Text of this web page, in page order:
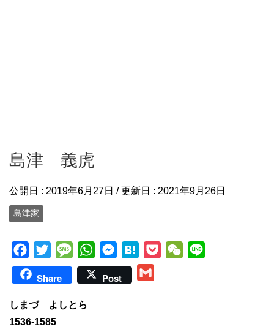
島津 義虎
公開日 : 2019年6月27日 / 更新日 : 2021年9月26日
島津家
a
c
e
b
w
i
t
t
M
e
s
s
W
h
a
e
s
a
t
W
Share Post
しまづ よしとら
1536-1585